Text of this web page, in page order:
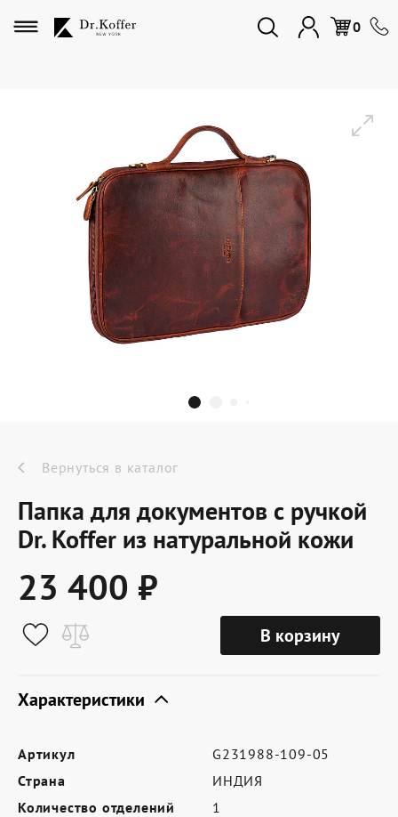
0
Избранное
Мужская коллекция
Женская коллекция
Подарки и сувениры
Подарочные карты
Dr.Koffer Outlet
Новинки
Акции
О компании
Условия доставки
Сертификат Dr.Koffer
Где купить
Вернуться в каталог
Папка для документов с ручкой
Dr. Koffer из натуральной кожи
23 400 ₽
В корзину
Характеристики
Артикул
G231988-109-05
Страна
ИНДИЯ
Количество отделений
1